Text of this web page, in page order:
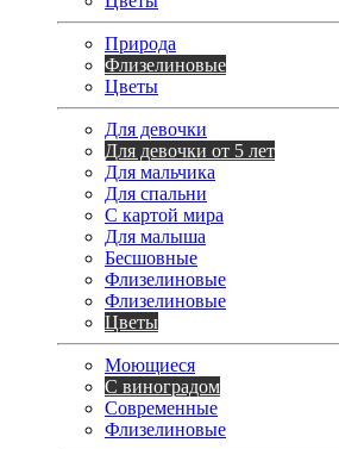
Природа
Флизелиновые
Цветы
Для девочки
Для девочки от 5 лет
Для мальчика
Для спальни
С картой мира
Для малыша
Бесшовные
Флизелиновые
Флизелиновые
Цветы
Моющиеся
С виноградом
Современные
Флизелиновые